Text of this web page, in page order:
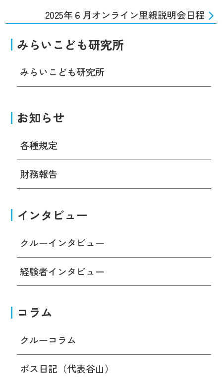
2025年６月オンライン里親説明会日程
みらいこども研究所
みらいこども研究所
お知らせ
各種規定
財務報告
インタビュー
クルーインタビュー
経験者インタビュー
コラム
クルーコラム
ボス日記（代表谷山）